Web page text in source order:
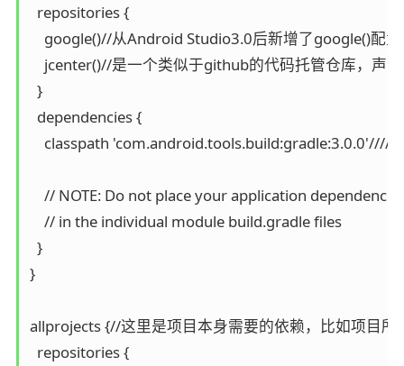
  repositories {
google()//从Android Studio3.0后新增了google()
jcenter()//是一个类似于github的代码托管仓库，
  }
  dependencies {
classpath
// NOTE: Do not place your application
    // in the individual module build.gradle files
  }
}
allprojects {//这里是项目本身需要的依赖，比如项目所
  repositories {